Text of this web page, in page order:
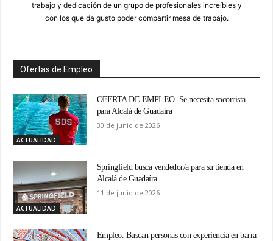
trabajo y dedicación de un grupo de profesionales increíbles y
con los que da gusto poder compartir mesa de trabajo.
Ofertas de Empleo
ACTUALIDAD
OFERTA DE EMPLEO. Se necesita socorrista
para Alcalá de Guadaíra
30 de junio de 2026
ACTUALIDAD
Springfield busca vendedor/a para su tienda en
Alcalá de Guadaíra
11 de junio de 2026
Empleo. Buscan personas con experiencia en barra